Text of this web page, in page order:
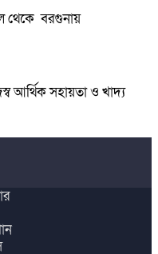
থেকে বরগুনায়
আর্থিক সহায়তা ও খাদ্য